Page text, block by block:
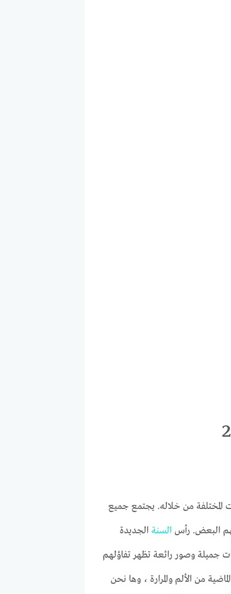
المختلفة من خلاله. يجتمع جميع
البعض. رأس السنة الجديدة
جميلة وصور رائعة تظهر تفاؤلهم
من الألم والمرارة ، وها نحن